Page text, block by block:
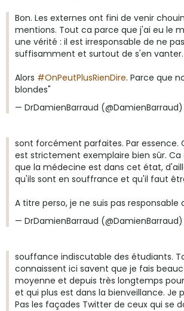
Bon. Les externes ont fini de venir
mentions. Tout ca parce que j'ai eu le
une vérité : il est irresponsable de ne
suffisamment et surtout de s'en vanter.
Alors #OnPeutPlusRienDire. Parce que
blondes"
— DrDamienBarraud (@DamienBarraud)
sont forcément parfaites. Par essence.
est strictement exemplaire bien sûr.
que la médecine est dans cet état,
qu'ils sont en souffrance et qu'il faut
A titre perso, je ne suis pas responsable
— DrDamienBarraud (@DamienBarraud)
souffance indiscutable des étudiants.
connaissent ici savent que je fais
moyenne et depuis très longtemps
et qui plus est dans la bienveillance. Je
Pas les façades Twitter de ceux qui se